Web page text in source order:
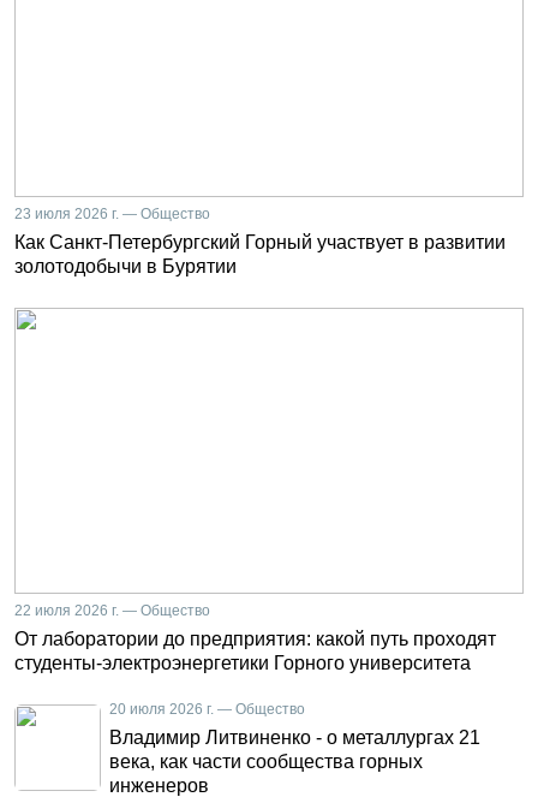
23 июля 2026 г. — Общество
Как Санкт-Петербургский Горный участвует в развитии
золотодобычи в Бурятии
22 июля 2026 г. — Общество
От лаборатории до предприятия: какой путь проходят
студенты-электроэнергетики Горного университета
20 июля 2026 г. — Общество
Владимир Литвиненко - о металлургах 21
века, как части сообщества горных
инженеров